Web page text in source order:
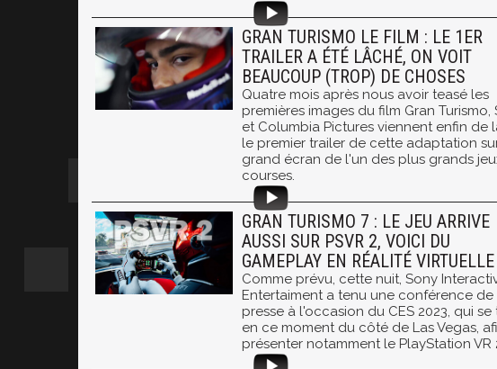
GRAN TURISMO LE FILM : LE 1ER
TRAILER A ÉTÉ LÂCHÉ, ON VOIT
BEAUCOUP (TROP) DE CHOSES
Quatre mois après nous avoir teasé les
premières images du film Gran Turismo,
et Columbia Pictures viennent enfin de
le premier trailer de cette adaptation
grand écran de l'un des plus grands
courses.
GRAN TURISMO 7 : LE JEU ARRIVE
AUSSI SUR PSVR 2, VOICI DU
GAMEPLAY EN RÉALITÉ VIRTUELLE
Comme prévu, cette nuit, Sony
Entertaiment a tenu une conférence de
presse à l'occasion du CES 2023, qui se
en ce moment du côté de Las Vegas,
présenter notamment le PlayStation VR